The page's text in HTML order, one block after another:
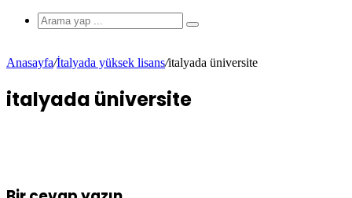
Anasayfa/İtalyada yüksek lisans/italyada üniversite
italyada üniversite